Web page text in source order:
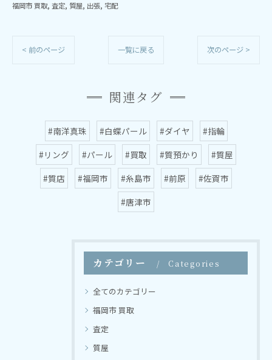
福岡市 買取 査定 質屋 出張 宅配
< 前のページ 一覧に戻る 次のページ >
関連タグ
#南洋真珠 #白蝶パール #ダイヤ
#指輪
#リング
#パール #買取 #質預かり
#質屋
#質店
#福岡市 #糸島市 #前原
#佐賀市
#唐津市
カテゴリー Categories
全てのカテゴリー
福岡市 買取
査定
質屋